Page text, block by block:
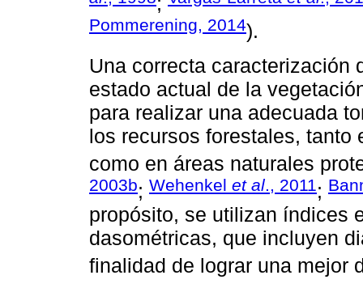
Pommerening, 2014).
Una correcta caracterización
estado actual de la
para realizar una adecuada
los recursos forestales, tanto
como en áreas naturales
2003b; Wehenkel et al., 2011;
propósito, se utilizan índices
dasométricas, que incluyen
finalidad de lograr una mejor